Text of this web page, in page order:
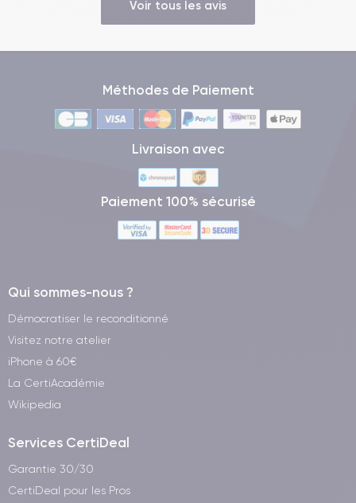
Voir tous les avis
Méthodes de Paiement
Livraison avec
Paiement 100% sécurisé
Qui sommes-nous ?
Démocratiser le reconditionné
Visitez notre atelier
iPhone à 60€
La CertiAcadémie
Wikipedia
Services CertiDeal
Garantie 30/30
CertiDeal pour les Pros